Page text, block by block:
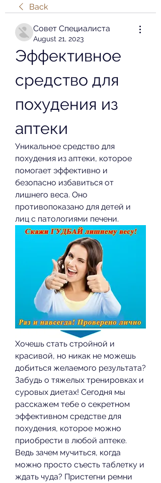
Back
Совет Специалиста
August 21, 2023
Эффективное
средство для
похудения из
аптеки
Уникальное средство для
похудения из аптеки, которое
помогает эффективно и
безопасно избавиться от
лишнего веса. Оно
противопоказано для детей и
лиц с патологиями печени.
Хочешь стать стройной и
красивой, но никак не можешь
добиться желаемого результата?
Забудь о тяжелых тренировках и
суровых диетах! Сегодня мы
расскажем тебе о секретном
эффективном средстве для
похудения, которое можно
приобрести в любой аптеке.
Ведь зачем мучиться, когда
можно просто съесть таблетку и
ждать чуда? Пристегни ремни